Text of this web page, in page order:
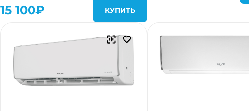
15 100₽ КУПИТЬ